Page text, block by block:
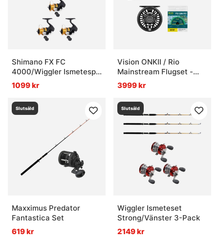
» Pimpelkit
» Metkit
Vad är ett fiskeset?
Vad är ett allround fiskeset?
pimpelkit?
Vad är ett metkit?
Shimano FX FC
4000/Wiggler Ismetespö
Soft 118,5 cm 3-Pack
Combo
1099 kr
Vision ONKII / Rio
Mainstream Flugset -
9'6'' #7
3999 kr
Slutsåld
Maxximus Predator
Fantastica Set
619 kr
Slutsåld
Wiggler Ismeteset
Strong/Vänster 3-Pack
2149 kr